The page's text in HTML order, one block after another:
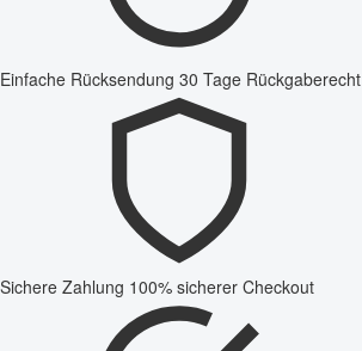
Einfache Rücksendung 30 Tage Rückgaberecht
Sichere Zahlung 100% sicherer Checkout